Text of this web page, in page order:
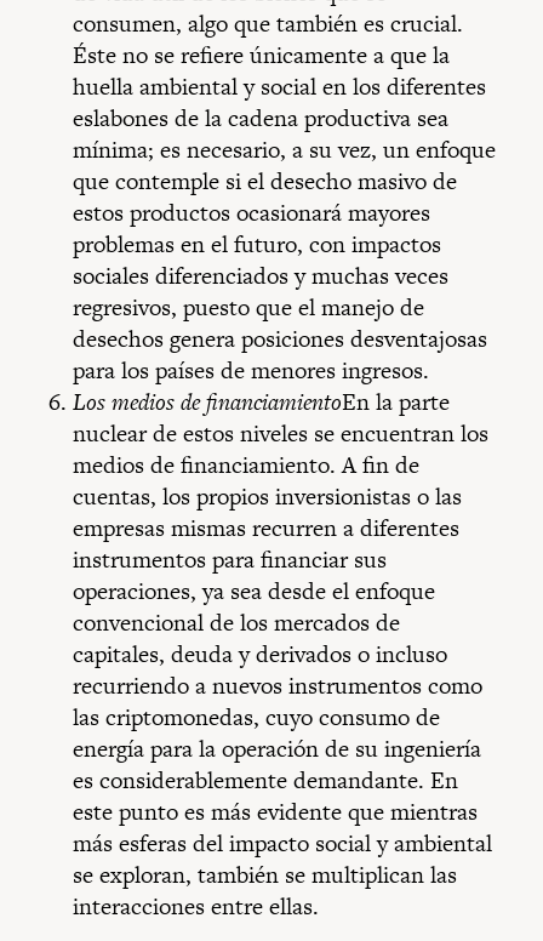
consumen, algo que también es crucial.
Éste no se refiere únicamente a que la
huella ambiental y social en los diferentes
eslabones de la cadena productiva sea
mínima; es necesario, a su vez, un enfoque
que contemple si el desecho masivo de
estos productos ocasionará mayores
problemas en el futuro, con impactos
sociales diferenciados y muchas veces
regresivos, puesto que el manejo de
desechos genera posiciones desventajosas
para los países de menores ingresos.
Los medios de financiamientoEn la parte
nuclear de estos niveles se encuentran los
medios de financiamiento. A fin de
cuentas, los propios inversionistas o las
empresas mismas recurren a diferentes
instrumentos para financiar sus
operaciones, ya sea desde el enfoque
convencional de los mercados de
capitales, deuda y derivados o incluso
recurriendo a nuevos instrumentos como
las criptomonedas, cuyo consumo de
energía para la operación de su ingeniería
es considerablemente demandante. En
este punto es más evidente que mientras
más esferas del impacto social y ambiental
se exploran, también se multiplican las
interacciones entre ellas.